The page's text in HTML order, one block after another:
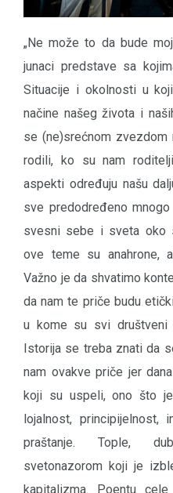
„Ne može to da bude
junaci predstave sa
Situacije i okolnosti u
načine našeg života i
se (ne)srećnom
rodili, ko su nam
aspekti određuju našu
sve predodređeno
svesni sebe i sveta oko
ove teme su anahrone,
Važno je da shvatimo
da nam te priče budu
u kome su svi društveni
Istorija se treba znati da
nam ovakve priče jer
koji su uspeli, ono što
lojalnost,
praštanje. Tople,
svetonazorom koji je
kapitalizma. Poentu